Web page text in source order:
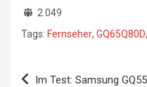
2.049
Tags: Fernseher, GQ65Q80D,
Im Test: Samsung